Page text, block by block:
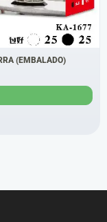
(EMBALADO)